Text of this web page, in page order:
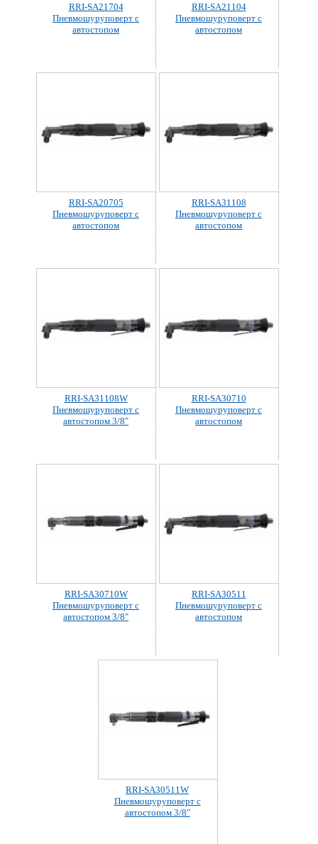
RRI-SA21704
Пневмошуруповерт с
автостопом
RRI-SA21104
Пневмошуруповерт с
автостопом
RRI-SA20705
Пневмошуруповерт с
автостопом
RRI-SA31108
Пневмошуруповерт с
автостопом
RRI-SA31108W
Пневмошуруповерт с
автостопом 3/8"
RRI-SA30710
Пневмошуруповерт с
автостопом
RRI-SA30710W
Пневмошуруповерт с
автостопом 3/8"
RRI-SA30511
Пневмошуруповерт с
автостопом
RRI-SA30511W
Пневмошуруповерт с
автостопом 3/8"